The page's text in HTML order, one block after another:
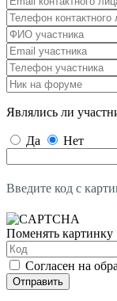
Являлись ли
Да Нет
Введите код с
Поменять картинку
Согласен на
Отправить